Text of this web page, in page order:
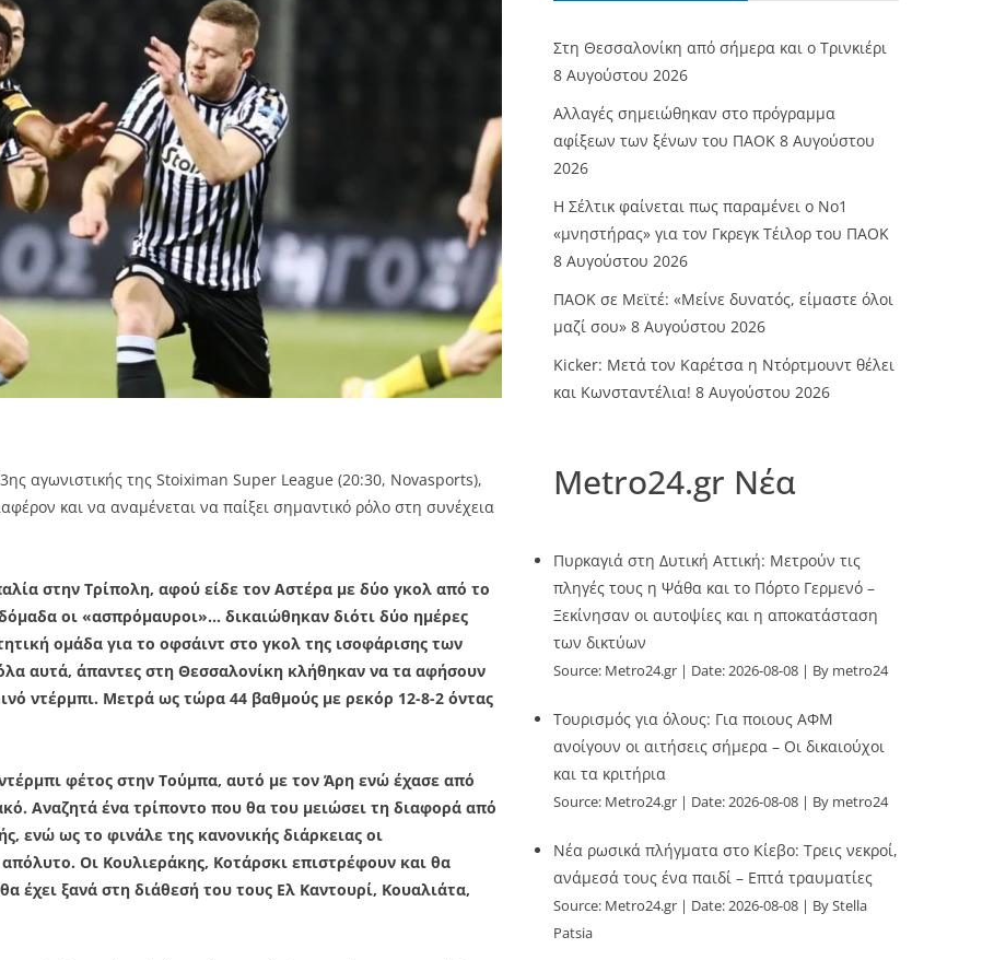
αγωνιστικής της Stoiximan Super League (20:30, Novasports),
και να αναμένεται να παίξει σημαντικό ρόλο στη συνέχεια
στην Τρίπολη, αφού είδε τον Αστέρα με δύο γκολ από το
οι «ασπρόμαυροι»… δικαιώθηκαν διότι δύο ημέρες
ομάδα για το οφσάιντ στο γκολ της ισοφάρισης των
αυτά, άπαντες στη Θεσσαλονίκη κλήθηκαν να τα αφήσουν
ντέρμπι. Μετρά ως τώρα 44 βαθμούς με ρεκόρ 12-8-2 όντας
φέτος στην Τούμπα, αυτό με τον Άρη ενώ έχασε από
Αναζητά ένα τρίποντο που θα του μειώσει τη διαφορά από
ενώ ως το φινάλε της κανονικής διάρκειας οι
Οι Κουλιεράκης, Κοτάρσκι επιστρέφουν και θα
έχει ξανά στη διάθεσή του τους Ελ Καντουρί, Κουαλιάτα,
Στη Θεσσαλονίκη από σήμερα και ο Τρινκιέρι
8 Αυγούστου 2026
Αλλαγές σημειώθηκαν στο πρόγραμμα
αφίξεων των ξένων του ΠΑΟΚ 8 Αυγούστου
2026
Η Σέλτικ φαίνεται πως παραμένει ο Νο1
«μνηστήρας» για τον Γκρεγκ Τέιλορ του ΠΑΟΚ
8 Αυγούστου 2026
ΠΑΟΚ σε Μεϊτέ: «Μείνε δυνατός, είμαστε όλοι
μαζί σου» 8 Αυγούστου 2026
Kicker: Μετά τον Καρέτσα η Ντόρτμουντ θέλει
και Κωνσταντέλια! 8 Αυγούστου 2026
Metro24.gr Νέα
Πυρκαγιά στη Δυτική Αττική: Μετρούν τις
πληγές τους η Ψάθα και το Πόρτο Γερμενό –
Ξεκίνησαν οι αυτοψίες και η αποκατάσταση
των δικτύων
Source: Metro24.gr Date: 2026-08-08 By metro24
Τουρισμός για όλους: Για ποιους ΑΦΜ
ανοίγουν οι αιτήσεις σήμερα – Οι δικαιούχοι
και τα κριτήρια
Source: Metro24.gr Date: 2026-08-08 By metro24
Νέα ρωσικά πλήγματα στο Κίεβο: Τρεις νεκροί,
ανάμεσά τους ένα παιδί – Επτά τραυματίες
Source: Metro24.gr Date: 2026-08-08
By Stella
Patsia